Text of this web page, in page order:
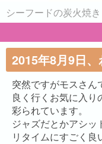
シーフードの炭火焼き
2015年8月9日
突然ですがモスさん
良く行くお気に入
彩られています。
ジャズだとかアシッ
リタイムにすごく良